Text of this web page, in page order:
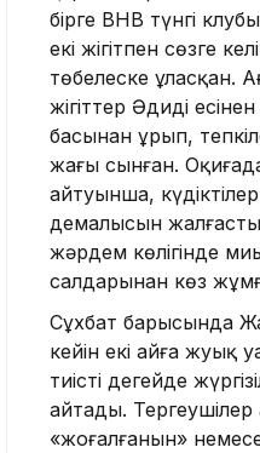
бірге BHB түнгі
екі жігітпен сөзге
төбелеске ұласқан.
жігіттер Әдиді
басынан ұрып,
жағы сынған.
айтуынша,
демалысын
жәрдем көлігінде
салдарынан көз
Сұхбат барысында
кейін екі айға жуық
тиісті деңгейде
айтады. Тергеушілер
«жоғалғанын»